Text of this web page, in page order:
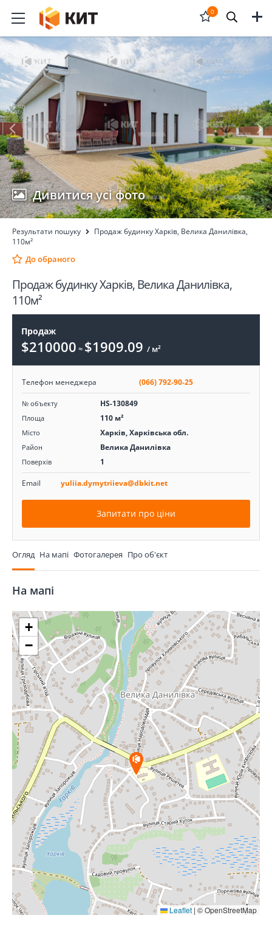
0
Відкрити
форму
пошука
Дивитися усі фото
Результати пошуку
Продаж будинку Харків, Велика Данилівка,
110м²
До обраного
Продаж будинку Харків, Велика Данилівка,
110м²
Продаж
$210000 ≈ $1909.09 / м²
Телефон менеджера (066) 792-90-25
№ объекту HS-130849
Площа 110 м²
Місто Харків, Харківська обл.
Район Велика Данилівка
Поверхів 1
Email yuliia.dymytriieva@dbkit.net
Запитати про ціни
Огляд На мапі Фотогалерея Про об'єкт
На мапі
+
−
Leaflet | © OpenStreetMap